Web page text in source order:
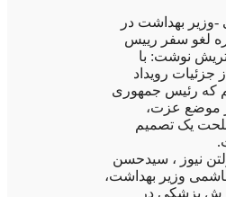
وزیر بهداشت در
لغو سفر رییس
نوشت: با
جزئیات رویداد
که رئیس جمهوری
موضع عزت،
یک تصمیم
نیوز ، سیدحسن
وزیر بهداشت،
پزشکی در